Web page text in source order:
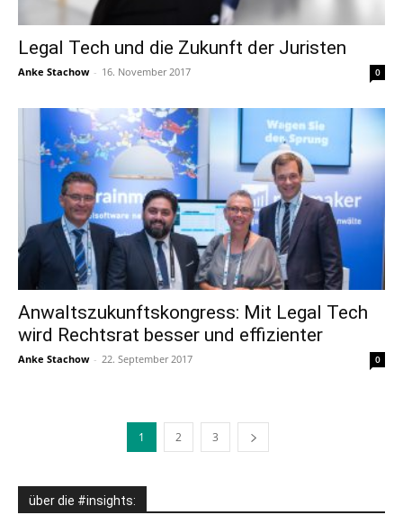
Legal Tech und die Zukunft der Juristen
Anke Stachow - 16. November 2017 0
Anwaltszukunftskongress: Mit Legal Tech
wird Rechtsrat besser und effizienter
Anke Stachow - 22. September 2017 0
1 2 3
über die #insights: